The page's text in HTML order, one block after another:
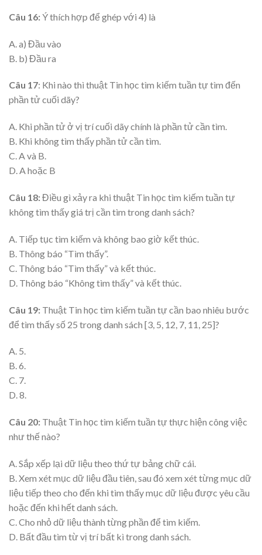
Câu 16:Ý thích hợp để ghép với 4) là
A. a) Đầu vào
B. b) Đầu ra
Câu 17: Khi nào thì thuật Tin học tìm kiếm tuần tự tìm đến
phần tử cuối dãy?
A. Khi phần tử ở vị trí cuối dãy chính là phần tử cần tìm.
B. Khi không tìm thấy phần tử cần tìm.
C. A và B.
D. A hoặc B
Câu 18:Điều gì xảy ra khi thuật Tin học tìm kiếm tuần tự
không tìm thấy giá trị cần tìm trong danh sách?
A. Tiếp tục tìm kiếm và không bao giờ kết thúc.
B. Thông báo “Tìm thấy”.
C. Thông báo “Tìm thấy” và kết thúc.
D. Thông báo “Không tìm thấy” và kết thúc.
Câu 19: Thuật Tin học tìm kiếm tuần tự cần bao nhiêu bước
để tìm thấy số 25 trong danh sách [3, 5, 12, 7, 11, 25]?
A. 5.
B. 6.
C. 7.
D. 8.
Câu 20: Thuật Tin học tìm kiếm tuần tự thực hiện công việc
như thế nào?
A. Sắp xếp lại dữ liệu theo thứ tự bảng chữ cái.
B. Xem xét mục dữ liệu đầu tiên, sau đó xem xét từng mục dữ
liệu tiếp theo cho đến khi tìm thấy mục dữ liệu được yêu cầu
hoặc đến khi hết danh sách.
C. Cho nhỏ dữ liệu thành từng phần để tìm kiếm.
D. Bất đầu tìm từ vị trí bất kì trong danh sách.